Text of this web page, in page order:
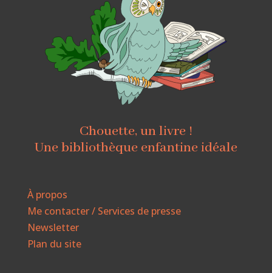
Chouette, un livre !
Une bibliothèque enfantine idéale
À propos
Me contacter / Services de presse
Newsletter
Plan du site